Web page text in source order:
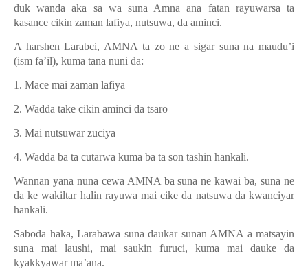
duk wanda aka sa wa suna Amna ana fatan rayuwarsa ta
kasance cikin zaman lafiya, nutsuwa, da aminci.
A harshen Larabci, AMNA ta zo ne a sigar suna na maudu’i
(ism fa’il), kuma tana nuni da:
1. Mace mai zaman lafiya
2. Wadda take cikin aminci da tsaro
3. Mai nutsuwar zuciya
4. Wadda ba ta cutarwa kuma ba ta son tashin hankali.
Wannan yana nuna cewa AMNA ba suna ne kawai ba, suna ne
da ke wakiltar halin rayuwa mai cike da natsuwa da kwanciyar
hankali.
Saboda haka, Larabawa suna daukar sunan AMNA a matsayin
suna mai laushi, mai saukin furuci, kuma mai dauke da
kyakkyawar ma’ana.